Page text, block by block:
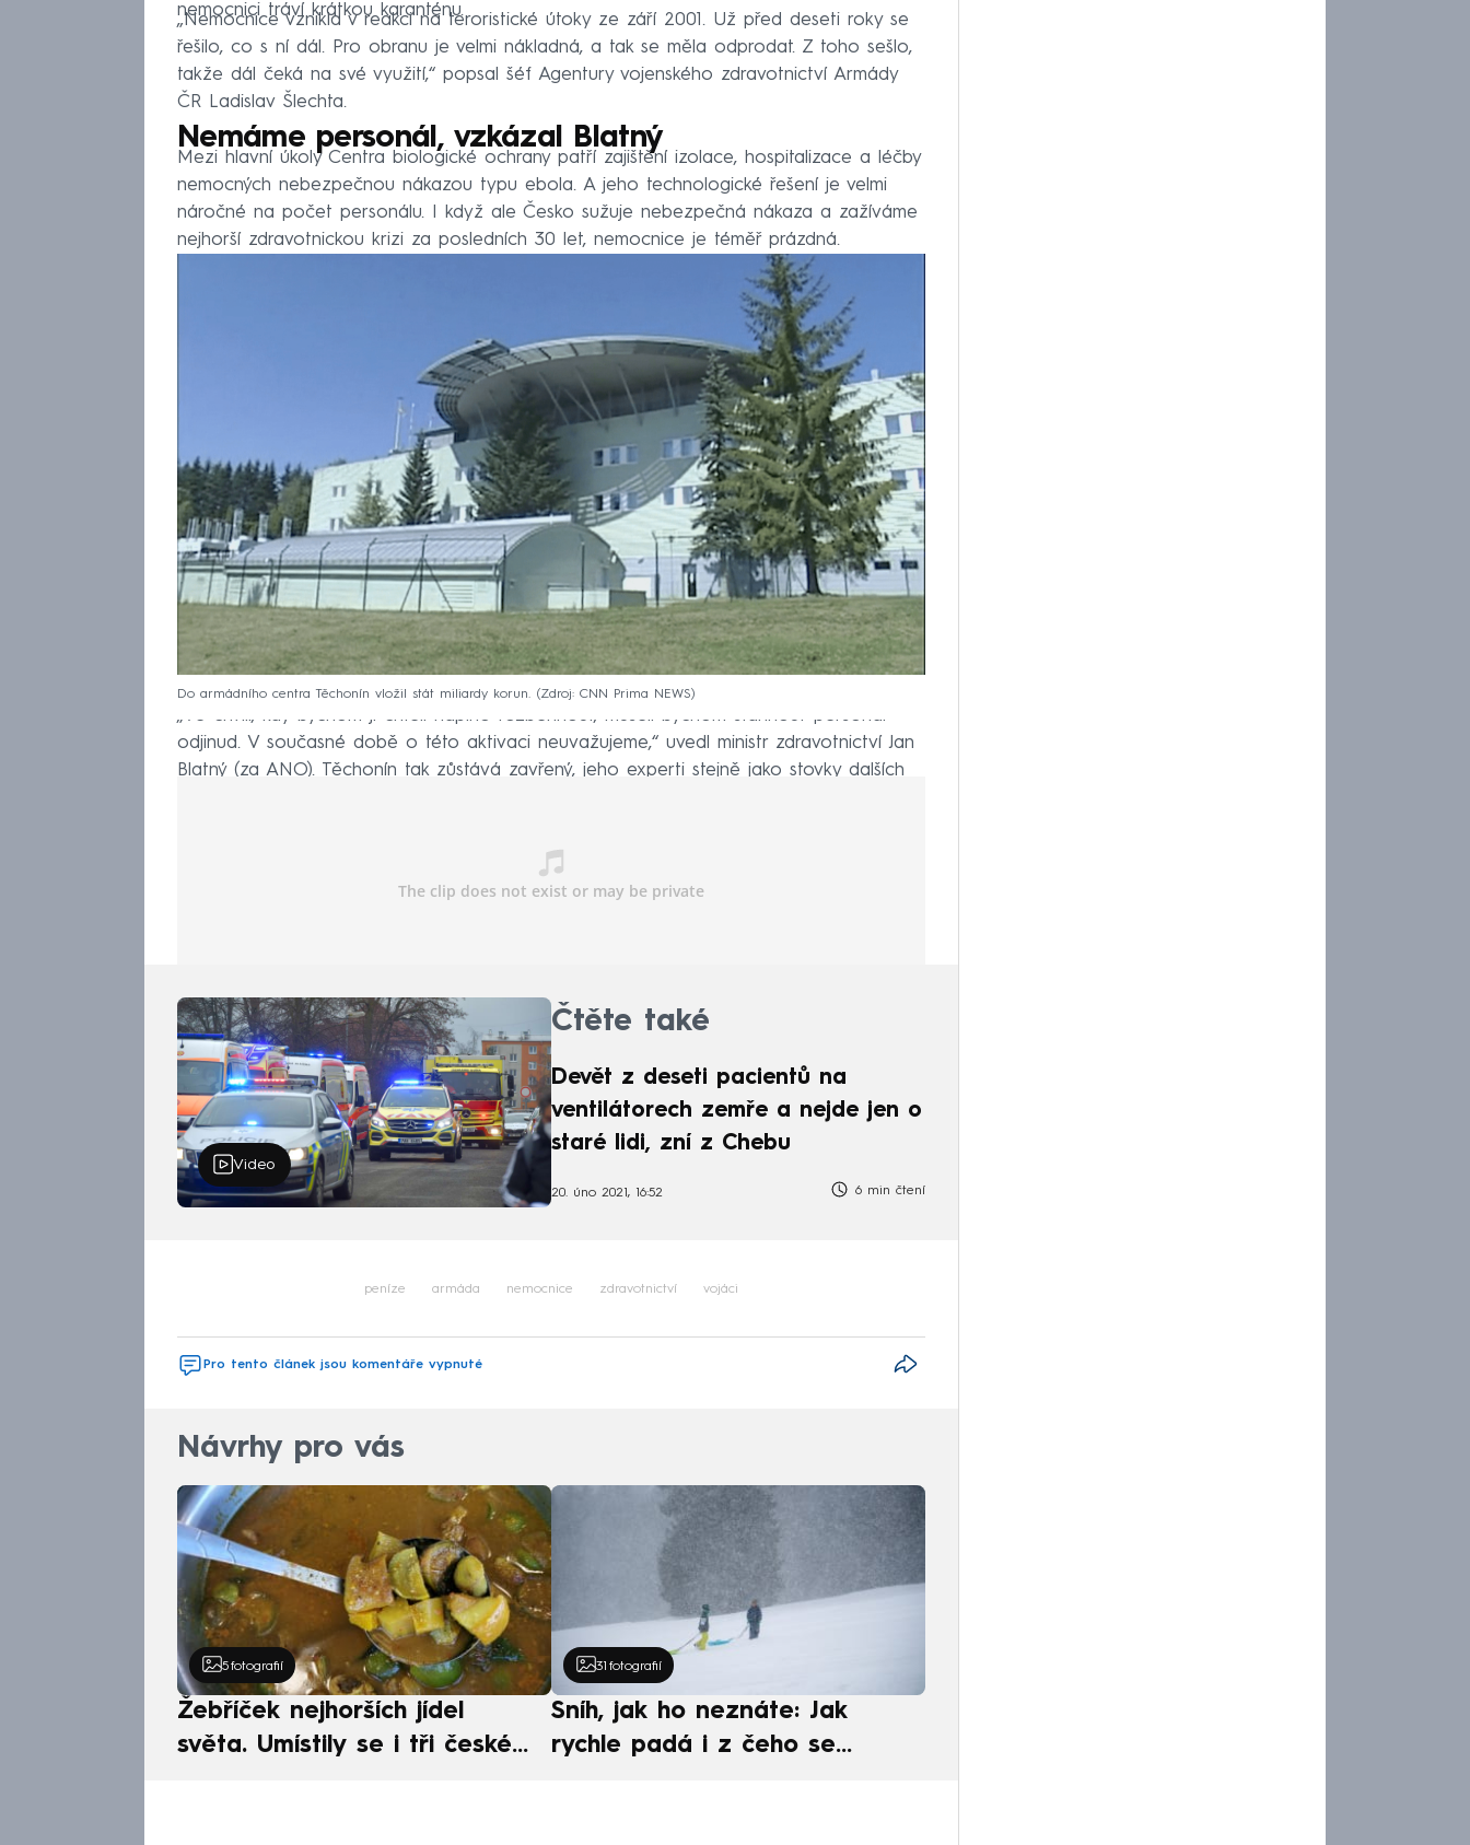
nemocnici tráví krátkou karanténu.
„Nemocnice vznikla v reakci na teroristické útoky ze září 2001. Už před deseti roky se
řešilo, co s ní dál. Pro obranu je velmi nákladná, a tak se měla odprodat. Z toho sešlo,
takže dál čeká na své využití,“ popsal šéf Agentury vojenského zdravotnictví Armády
ČR Ladislav Šlechta.
Nemáme personál, vzkázal Blatný
Mezi hlavní úkoly Centra biologické ochrany patří zajištění izolace, hospitalizace a léčby
nemocných nebezpečnou nákazou typu ebola. A jeho technologické řešení je velmi
náročné na počet personálu. I když ale Česko sužuje nebezpečná nákaza a zažíváme
nejhorší zdravotnickou krizi za posledních 30 let, nemocnice je téměř prázdná.
Do armádního centra Těchonín vložil stát miliardy korun. Zdroj: CNN Prima NEWS
„Ve chvíli, kdy bychom ji chtěli naplno rozběhnout, museli bychom stáhnout personál
odjinud. V současné době o této aktivaci neuvažujeme,“ uvedl ministr zdravotnictví Jan
Blatný (za ANO). Těchonín tak zůstává zavřený, jeho experti stejně jako stovky dalších
Video
Čtěte také
Devět z deseti pacientů na
ventilátorech zemře a nejde jen o
staré lidi, zní z Chebu
20. úno 2021, 16:52 6 min čtení
peníze armáda nemocnice zdravotnictví vojáci
Pro tento článek jsou komentáře vypnuté
Návrhy pro vás
5 fotografií
Žebříček nejhorších jídel
světa. Umístily se i tři české
31 fotografií
Sníh, jak ho neznáte: Jak
rychle padá i z čeho se